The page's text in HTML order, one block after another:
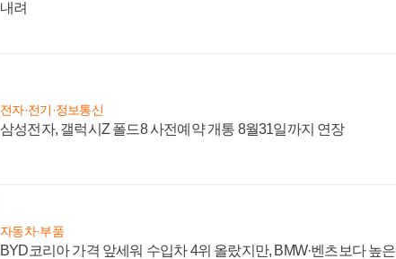
내려
전자·전기·정보통신
삼성전자, 갤럭시Z 폴드8 사전예약 개통 8월31일까지 연장
자동차·부품
BYD코리아 가격 앞세워 수입차 4위 올랐지만, BMW·벤츠보다 높은